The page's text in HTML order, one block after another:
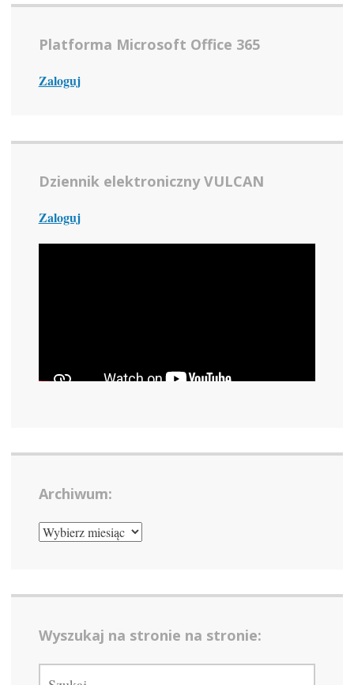
Platforma Microsoft Office 365
Zaloguj
Dziennik elektroniczny VULCAN
Zaloguj
Archiwum:
ARCHIWUM:
Wyszukaj na stronie na stronie:
SZUKAJ: